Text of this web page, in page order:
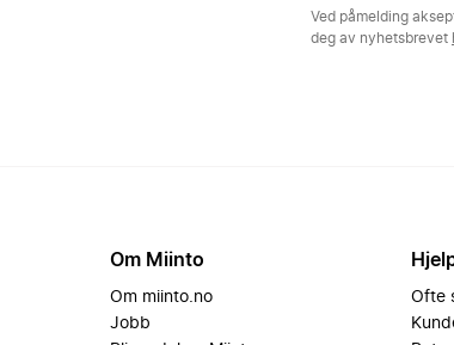
Ved påmelding
deg av nyhetsbrevet
Om Miinto
Om miinto.no
Jobb
Ofte